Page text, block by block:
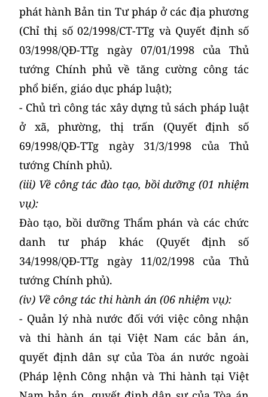
phát hành Bản tin Tư pháp ở các địa phương
(Chỉ thị số 02/1998/CT-TTg và Quyết định số
03/1998/QĐ-TTg ngày 07/01/1998 của Thủ
tướng Chính phủ về tăng cường công tác
phổ biến, giáo dục pháp luật);
- Chủ trì công tác xây dựng tủ sách pháp luật
ở xã, phường, thị trấn (Quyết định số
69/1998/QĐ-TTg ngày 31/3/1998 của Thủ
tướng Chính phủ).
(iii) Về công tác đào tạo, bồi dưỡng (01 nhiệm
vụ):
Đào tạo, bồi dưỡng Thẩm phán và các chức
danh tư pháp khác (Quyết định số
34/1998/QĐ-TTg ngày 11/02/1998 của Thủ
tướng Chính phủ).
(iv) Về công tác thi hành án (06 nhiệm vụ):
- Quản lý nhà nước đối với việc công nhận
và thi hành án tại Việt Nam các bản án,
quyết định dân sự của Tòa án nước ngoài
(Pháp lệnh Công nhận và Thi hành tại Việt